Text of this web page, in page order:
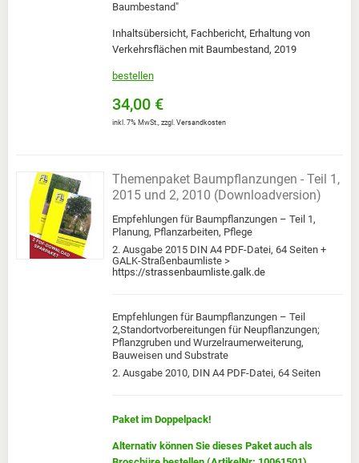
Baumbestand"
Inhaltsübersicht, Fachbericht, Erhaltung von
Verkehrsflächen mit Baumbestand, 2019
bestellen
34,00 €
inkl. 7% MwSt., zzgl. Versandkosten
Themenpaket Baumpflanzungen - Teil 1,
2015 und 2, 2010 (Downloadversion)
Empfehlungen für Baumpflanzungen – Teil 1,
Planung, Pflanzarbeiten, Pflege
2. Ausgabe 2015 DIN A4 PDF-Datei, 64 Seiten +
GALK-Straßenbaumliste >
https://strassenbaumliste.galk.de
Empfehlungen für Baumpflanzungen – Teil
2,Standortvorbereitungen für Neupflanzungen;
Pflanzgruben und Wurzelraumerweiterung,
Bauweisen und Substrate
2. Ausgabe 2010, DIN A4 PDF-Datei, 64 Seiten
Paket im Doppelpack!
Alternativ können Sie dieses Paket auch als